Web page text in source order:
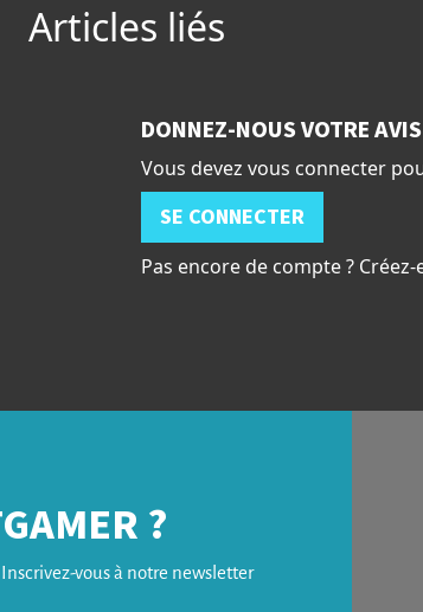
Articles liés
DONNEZ-NOUS VOTRE AVIS
Vous devez vous connecter
SE CONNECTER
Pas encore de compte ? Créez-
?
Inscrivez-vous à notre newsletter